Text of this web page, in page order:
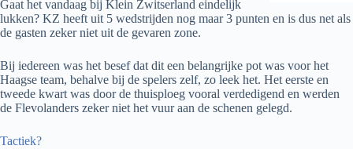
Gaat het vandaag bij Klein Zwitserland eindelijk
lukken? KZ heeft uit 5 wedstrijden nog maar 3 punten en is dus net als
de gasten zeker niet uit de gevaren zone.
Bij iedereen was het besef dat dit een belangrijke pot was voor het
Haagse team, behalve bij de spelers zelf, zo leek het. Het eerste en
tweede kwart was door de thuisploeg vooral verdedigend en werden
de Flevolanders zeker niet het vuur aan de schenen gelegd.
Tactiek?